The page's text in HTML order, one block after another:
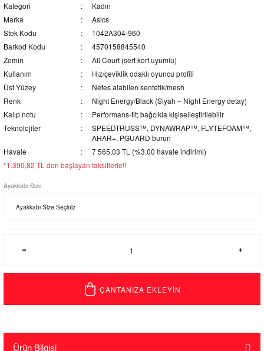
Kategori
Kadın
Marka
Asics
Stok Kodu
1042A304-960
Barkod Kodu
4570158845540
Zemin
All Court (sert kort uyumlu)
Kullanım
Hız/çeviklik odaklı oyuncu profili
Üst Yüzey
Nefes alabilen sentetik/mesh
Renk
Night Energy/Black (Siyah – Night Energy detay)
Kalıp notu
Performans-fit; bağcıkla kişiselleştirilebilir
Teknolojiler
SPEEDTRUSS™, DYNAWRAP™, FLYTEFOAM™,
AHAR+, PGUARD burun
Havale
7.565,03 TL (%3,00 havale indirimi)
*1.390,82 TL den başlayan taksitlerle!!
Ayakkabı Size
ÇANTANIZA EKLEYİN
Ürün Bilgisi